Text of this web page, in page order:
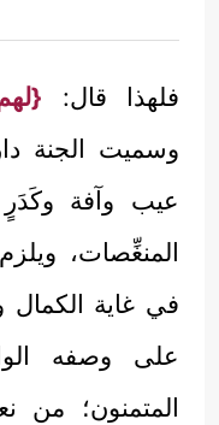
فلهذا قال:
وسميت الجنة
عيب وآفة
المنغِّصات،
في غاية الكمال
على وصفه
المتمنون؛ من